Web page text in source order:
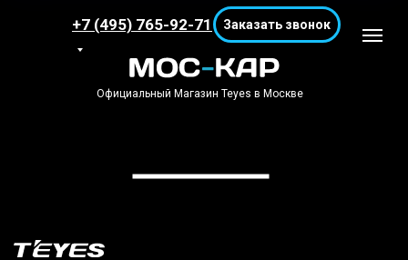
Официальный Магазин Teyes в Москве
+7 (495) 765-92-71 Заказать звонок